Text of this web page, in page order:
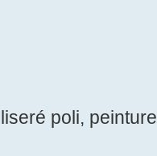
poli,